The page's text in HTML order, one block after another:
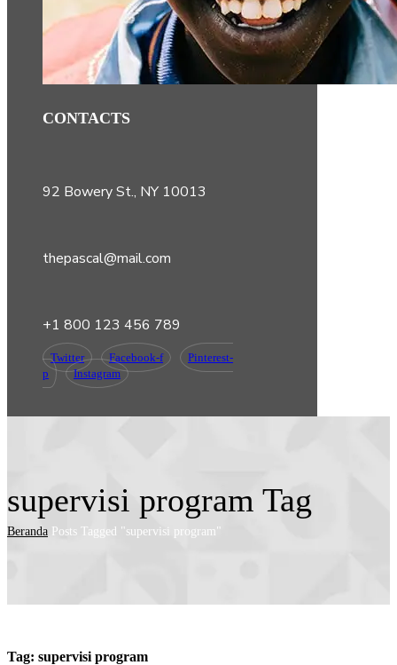
CONTACTS
92 Bowery St., NY 10013
thepascal@mail.com
+1 800 123 456 789
Twitter Facebook-f
Pinterest-
p
Instagram
supervisi program Tag
Beranda Posts Tagged "supervisi program"
Tag: supervisi program